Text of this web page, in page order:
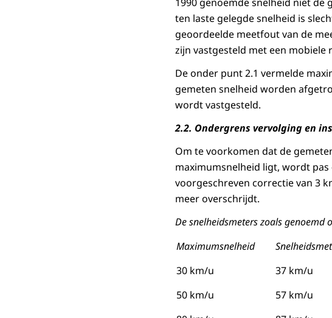
ten laste gelegde snelheid is
geoordeelde meetfout van de
zijn vastgesteld met een mobiele
De onder punt 2.1 vermelde
gemeten snelheid worden
wordt vastgesteld.
2.2. Ondergrens vervolging en
Om te voorkomen dat de
maximumsnelheid ligt, wordt
voorgeschreven correctie van 3
meer overschrijdt.
De snelheidsmeters zoals genoemd
Maximumsnelheid
30 km/u
37 km/u
50 km/u
57 km/u